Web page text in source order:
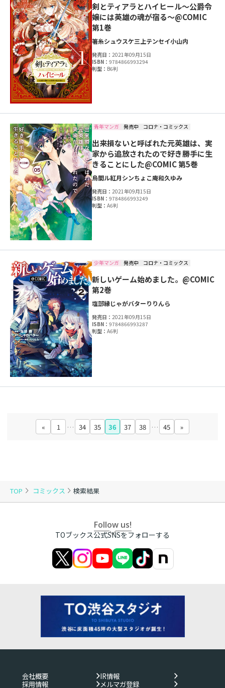
TOP コミックス 検索結果
剣とティアラとハイヒール～公爵令
嬢には英雄の魂が宿る～@COMIC
第1巻
箸糸シュウスケ三上テンセイ小山内
発売日：2021年09月15日
ISBN：9784866993294
判型： B6判
青年マンガ 発売中 コロナ・コミックス
出来損ないと呼ばれた元英雄は、実
家から追放されたので好き勝手に生
きることにした@COMIC 第5巻
烏間ル紅月シンちょこ庵和久ゆみ
発売日：2021年09月15日
ISBN：9784866993249
判型：A6判
少年マンガ 発売中 コロナ・コミックス
新しいゲーム始めました。@COMIC
第2巻
塩部縁じゃがバターりりんら
発売日：2021年09月15日
ISBN：9784866993287
判型：A6判
« 1 … 34 35 36 37 38 … 45 »
Follow us!
TOブックス公式SNSをフォローする
会社概要
IR情報
採用情報
メルマガ登録